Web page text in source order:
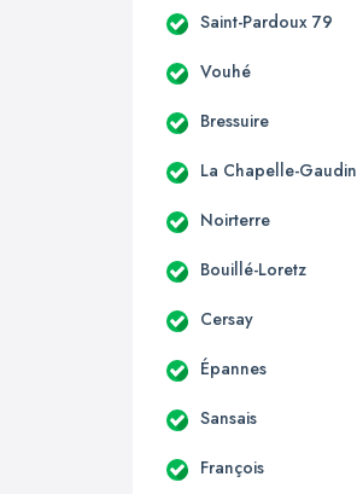
Saint-Pardoux 79
Vouhé
Bressuire
La Chapelle-Gaudin
Noirterre
Bouillé-Loretz
Cersay
Épannes
Sansais
François